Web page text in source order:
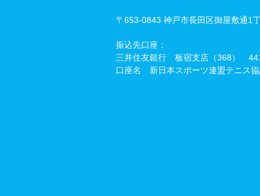
〒653-0843 神戸市長田区御屋敷通1
振込先口座：
三井住友銀行 板宿支店（368）
口座名 新日本スポーツ連盟テニス